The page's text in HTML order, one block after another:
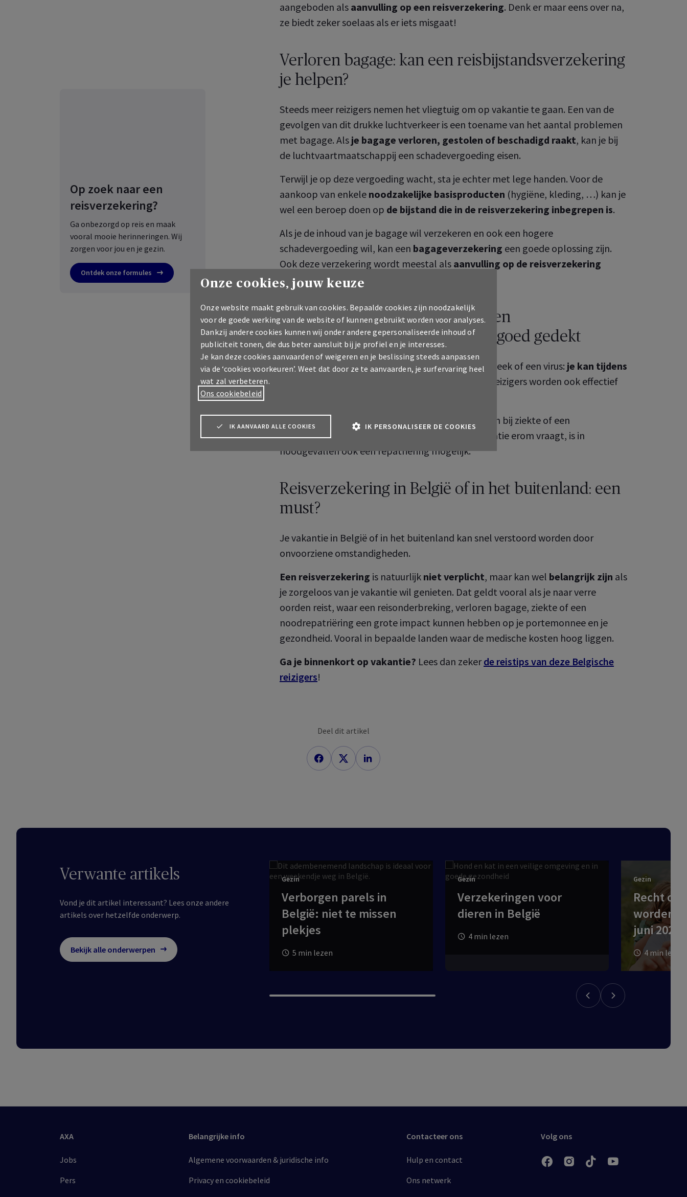
MyAXA klantenzone
Alles over je verzekeringen als
Beheer je gezondheids­
verzekering eenvoudig en snel
Wat kan je allemaal doen in je MyAXA
klantenzone?
Ontdek het nu
AXA Pro klantenzone
Beheer de groepsverzekeringen
die u voor uw medewerkers
gezondheidsverzekeringen
Ontdek de online services voor uw onderneming,
uzelf en uw medewerkers
Ontdek het nu
Op zoek naar een
reisverzekering?
Ga onbezorgd op reis en maak
vooral mooie herinneringen. Wij
zorgen voor jou en je gezin.
Ontdek onze formules
aangeboden als aanvulling op een reisverzekering. Denk er maar eens over na,
ze biedt zeker soelaas als er iets misgaat!
Verloren bagage: kan een reisbijstandsverzekering
je helpen?
Steeds meer reizigers nemen het vliegtuig om op vakantie te gaan. Een van de
gevolgen van dit drukke luchtverkeer is een toename van het aantal problemen
met bagage. Als je bagage verloren, gestolen of beschadigd raakt, kan je bij
de luchtvaartmaatschappij een schadevergoeding eisen.
Terwijl je op deze vergoeding wacht, sta je echter met lege handen. Voor de
aankoop van enkele noodzakelijke basisproducten (hygiëne, kleding, …) kan je
wel een beroep doen op de bijstand die in de reisverzekering inbegrepen is.
Als je de inhoud van je bagage wil verzekeren en ook een hogere
schadevergoeding wil, kan een bagageverzekering een goede oplossing zijn.
Ook deze verzekering wordt meestal als aanvulling op de reisverzekering
aangeboden.
Ziek worden op vakantie: met een
reisbijstandsverzekering ben je goed gedekt
Een lokaal gerecht dat niet goed valt, een zonnesteek of een virus: je kan tijdens
. En heel wat reizigers worden ook effectief
Gelukkig kan eenreisbijstandsverzekering
helpen bij ziekte of een
ziekenhuisopname in het buitenland. En als je situatie erom vraagt, is in
noodgevallen ook een repatriëring mogelijk.
Reisverzekering in België of in het buitenland: een
must?
Je vakantie in België of in het buitenland kan snel verstoord worden door
onvoorziene omstandigheden.
Een reisverzekering is natuurlijk niet verplicht, maar kan wel belangrijk zijn als
je zorgeloos van je vakantie wil genieten. Dat geldt vooral als je naar verre
oorden reist, waar een reisonderbreking, verloren bagage, ziekte of een
noodrepatriëring een grote impact kunnen hebben op je portemonnee en je
gezondheid. Vooral in bepaalde landen waar de medische kosten hoog liggen.
Ga je binnenkort op vakantie? Lees dan zekerde reistips van deze Belgische
reizigers!
Deel dit artikel
Verwante artikels
Vond je dit artikel interessant? Lees onze andere
artikels over hetzelfde onderwerp.
Bekijk alle onderwerpen
Gezin
Verborgen parels in
België: niet te missen
plekjes
5 min lezen
Gezin
Verzekeringen voor
dieren in België
4 min lezen
Gezin
Recht
worden
juni 2026
4 min lezen
AXA
Jobs
Pers
Belangrijke info
Algemene voorwaarden & juridische info​
Privacy en cookiebeleid​
Contacteer ons
Hulp en contact
Ons netwerk
Volg ons
Onze cookies, jouw keuze
Onze website maakt gebruik van cookies. Bepaalde cookies zijn noodzakelijk
voor de goede werking van de website of kunnen gebruikt worden voor analyses.
Dankzij andere cookies kunnen wij onder andere gepersonaliseerde inhoud of
publiciteit tonen, die dus beter aansluit bij je profiel en je interesses.
Je kan deze cookies aanvaarden of weigeren en je beslissing steeds aanpassen
via de ‘cookies voorkeuren’. Weet dat door ze te aanvaarden, je surfervaring heel
wat zal verbeteren.
Ons cookiebeleid
IK AANVAARD ALLE COOKIES IK PERSONALISEER DE COOKIES